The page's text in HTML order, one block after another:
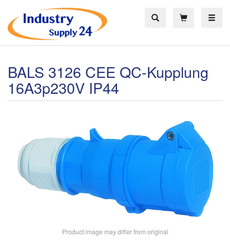
BALS 3126 CEE QC-Kupplung
16A3p230V IP44
Product image may differ from original